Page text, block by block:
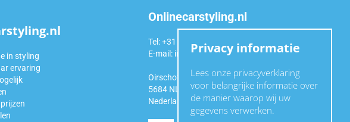
in styling
ervaring
Onlinecarstyling.nl
Tel: +31 (0)6 54 98 49 99
E-mail: info@onlinecarstyling.nl
Oirschotseweg 92a
5684 NL Best
Nederland
Privacy informatie
Lees onze privacyverklaring
voor belangrijke informatie over
de manier waarop wij uw
gegevens verwerken.